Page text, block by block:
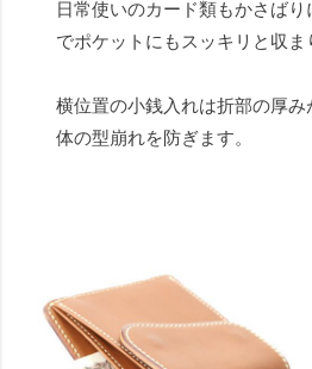
日常使いのカード類もかさば
でポケットにもスッキリと収ま
横位置の小銭入れは折部の厚み
体の型崩れを防ぎます。